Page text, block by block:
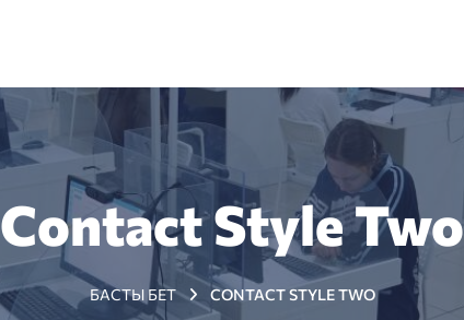
Contact Style Two
БАСТЫ БЕТ CONTACT STYLE TWO